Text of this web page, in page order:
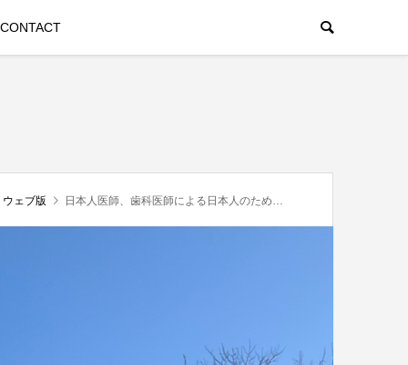
CONTACT
ェブ版 日本人医師、歯科医師による日本人のための乳幼児検診をロンドンで！〜第127回 歯科医師夫婦のつれづれ手帖〜